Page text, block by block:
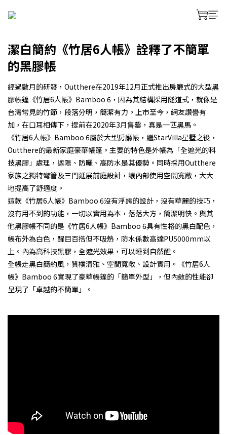
潔白簡約《竹居6人帳》詮釋了不簡單
的黑膠帳
經過數月的研發，Outthere在2019年12月正式推出房廳式的大型黑
膠帳篷《竹居6人帳》Bamboo 6，因為其結構採用隧道式，就像是
台灣常見的竹節，段落分明，簡潔有力。上市至今，網友讚譽有
加，在口耳相傳下，提前在2020年3月售罄，真是一匹黑馬。
《竹居6人帳》Bamboo 6屬於大型房廳帳，繼StarVilla星墅之後，
Outthere的最新家庭豪華帳篷。主要的特色是外帳為「全遮光的科
技黑膠」處理，遮陽、防曬、高防水是其優勢。同時採用Outthere
家族之獨特彎管及三門延展前庭設計，讓內部使用空間寬敞，大大
地提高了舒適度。
這款《竹居6人帳》Bamboo 6沒有浮誇的設計，沒有華麗的技巧，
沒有用不到的功能，一切以實用為本，落落大方，簡潔明快。與其
他黑膠帳不同的是《竹居6人帳》Bamboo 6具有性格的黑白配色，
帳布外為白色，醒目百搭但不吸熱，防水係數高達PU5000mm以
上。內為高科技黑膠，全遮光效果，可以睡到自然醒。
全帳走黑白簡約風，質樸清雅、空間寬敞、設計實用。《竹居6人
帳》Bamboo 6實現了豪華帳篷的「簡單外型」，但內斂的性能卻
呈現了「卓越的不簡單」。